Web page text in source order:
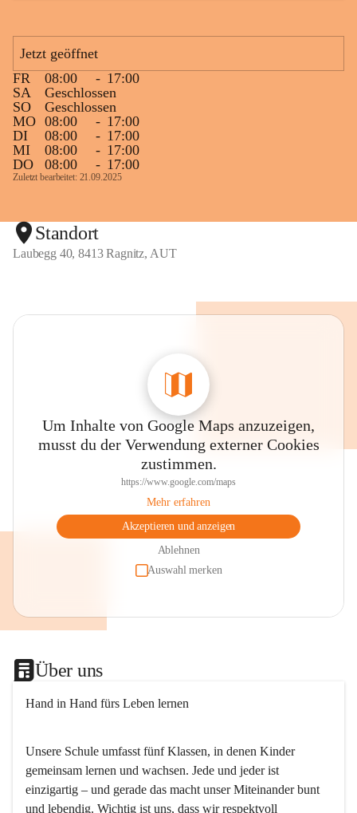
Jetzt geöffnet
FR
08:00 - 17:00
SA
Geschlossen
SO
Geschlossen
MO 08:00 - 17:00
DI
08:00 - 17:00
MI
08:00 - 17:00
DO
08:00 - 17:00
Zuletzt bearbeitet: 21.09.2025
Standort
Laubegg 40, 8413 Ragnitz, AUT
Um Inhalte von Google Maps anzuzeigen,
musst du der Verwendung externer Cookies
zustimmen.
https://www.google.com/maps
Mehr erfahren
Akzeptieren und anzeigen
Ablehnen
Auswahl merken
Über uns
Hand in Hand fürs Leben lernen
Unsere Schule umfasst fünf Klassen, in denen Kinder
gemeinsam lernen und wachsen. Jede und jeder ist
einzigartig – und gerade das macht unser Miteinander bunt
und lebendig. Wichtig ist uns, dass wir respektvoll